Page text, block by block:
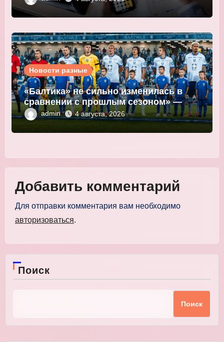
Новости разные
«Балтика» не сильно изменилась в
сравнении с прошлым сезоном» —
Морadmin 4 августа, 2026
Добавить комментарий
Для отправки комментария вам необходимо
авторизоваться.
Поиск
Поиск